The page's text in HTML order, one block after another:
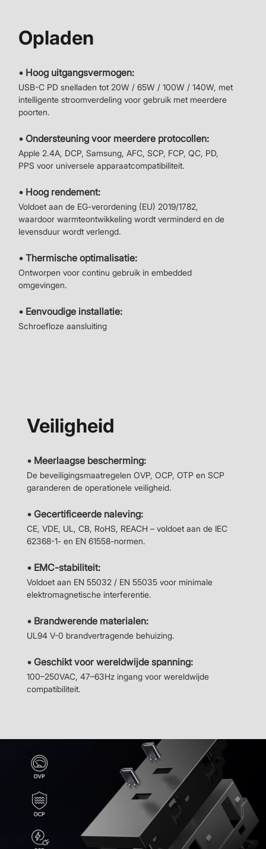
Opladen
• Hoog uitgangsvermogen:
USB-C PD snelladen tot 20W / 65W / 100W / 140W, met
intelligente stroomverdeling voor gebruik met meerdere
poorten.
• Ondersteuning voor meerdere protocollen:
Apple 2.4A, DCP, Samsung, AFC, SCP, FCP, QC, PD,
PPS voor universele apparaatcompatibiliteit.
• Hoog rendement:
Voldoet aan de EG-verordening (EU) 2019/1782,
waardoor warmteontwikkeling wordt verminderd en de
levensduur wordt verlengd.
• Thermische optimalisatie:
Ontworpen voor continu gebruik in embedded
omgevingen.
• Eenvoudige installatie:
Schroefloze aansluiting
Veiligheid
• Meerlaagse bescherming:
De beveiligingsmaatregelen OVP, OCP, OTP en SCP
garanderen de operationele veiligheid.
• Gecertificeerde naleving:
CE, VDE, UL, CB, RoHS, REACH – voldoet aan de IEC
62368-1- en EN 61558-normen.
• EMC-stabiliteit:
Voldoet aan EN 55032 / EN 55035 voor minimale
elektromagnetische interferentie.
• Brandwerende materialen:
UL94 V-0 brandvertragende behuizing.
• Geschikt voor wereldwijde spanning:
100–250VAC, 47–63Hz ingang voor wereldwijde
compatibiliteit.